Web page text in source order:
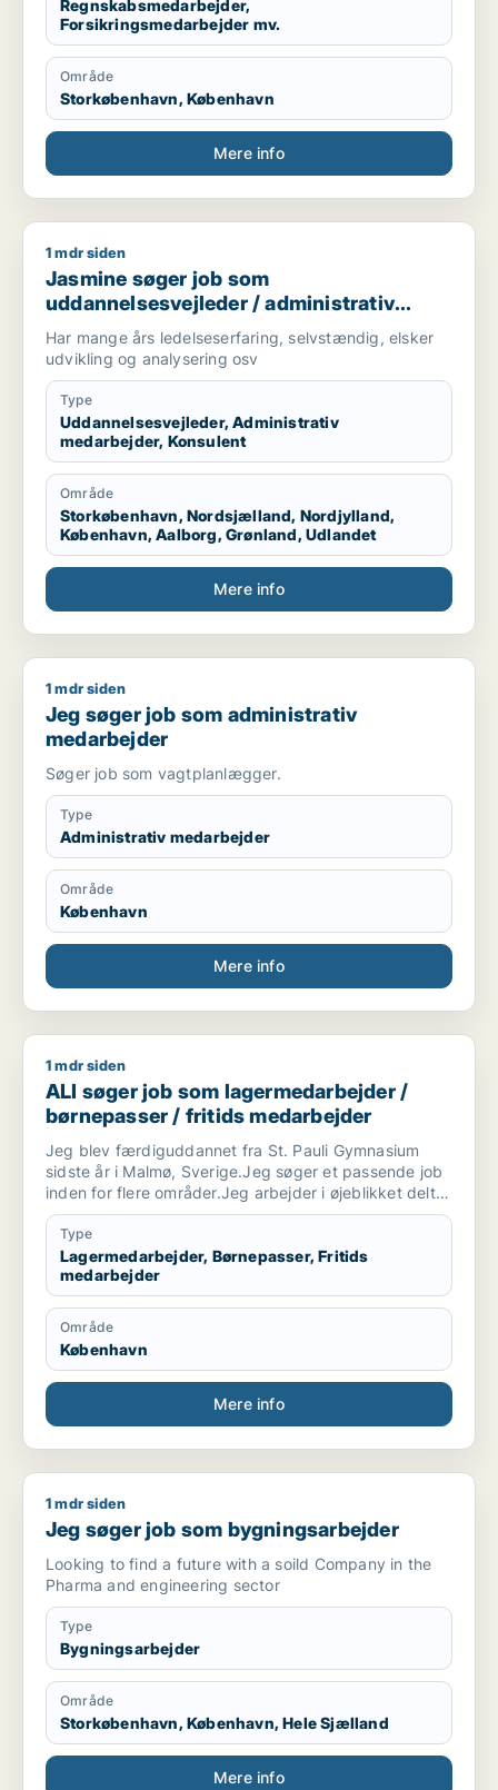
kvalitet.
Regnskabsmedarbejder,
Forsikringsmedarbejder mv.
Område
Storkøbenhavn, København
Mere info
Jasmine søger job som uddannelsesvejleder / administrativ
1 mdr siden
Jasmine søger job som
uddannelsesvejleder / administrativ
medarbejder / konsulent
Har mange års ledelseserfaring, selvstændig, elsker
udvikling og analysering osv
Type
Uddannelsesvejleder, Administrativ
medarbejder, Konsulent
Område
Storkøbenhavn, Nordsjælland, Nordjylland,
København, Aalborg, Grønland, Udlandet
Mere info
Jeg søger job som administrativ medarbejder
1 mdr siden
Jeg søger job som administrativ
medarbejder
Søger job som vagtplanlægger.
Type
Administrativ medarbejder
Område
København
Mere info
ALI søger job som lagermedarbejder / børnepasser / fritids
1 mdr siden
ALI søger job som lagermedarbejder /
børnepasser / fritids medarbejder
Jeg blev færdiguddannet fra St. Pauli Gymnasium
sidste år i Malmø, Sverige.Jeg søger et passende job
inden for flere områder.Jeg arbejder i øjeblikket deltid
på et lager i København. Jeg leder efter et bedre job.
Type
Lagermedarbejder, Børnepasser, Fritids
medarbejder
Område
København
Mere info
Jeg søger job som bygningsarbejder
1 mdr siden
Jeg søger job som bygningsarbejder
Looking to find a future with a soild Company in the
Pharma and engineering sector
Type
Bygningsarbejder
Område
Storkøbenhavn, København, Hele Sjælland
Mere info